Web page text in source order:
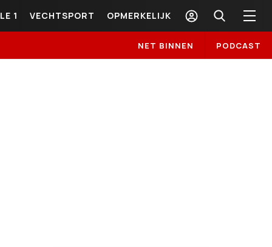
1 VECHTSPORT OPMERKELIJK
NET BINNEN PODCAST